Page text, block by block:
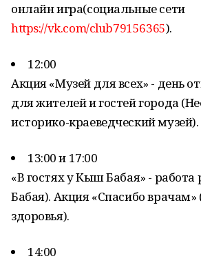
онлайн игра(социальные сети
https://vk.com/club79156365).
12:00
Акция «Музей для всех» - день
для жителей и гостей города
историко-краеведческий музей).
13:00 и 17:00
«В гостях у Кыш Бабая» -
Бабая). Акция «Спасибо врачам»
здоровья).
14:00